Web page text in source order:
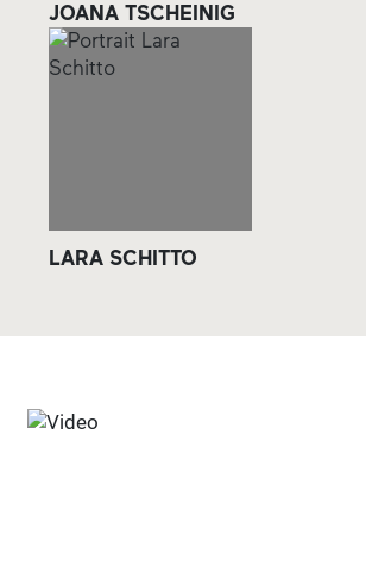
JOANA TSCHEINIG
LARA SCHITTO